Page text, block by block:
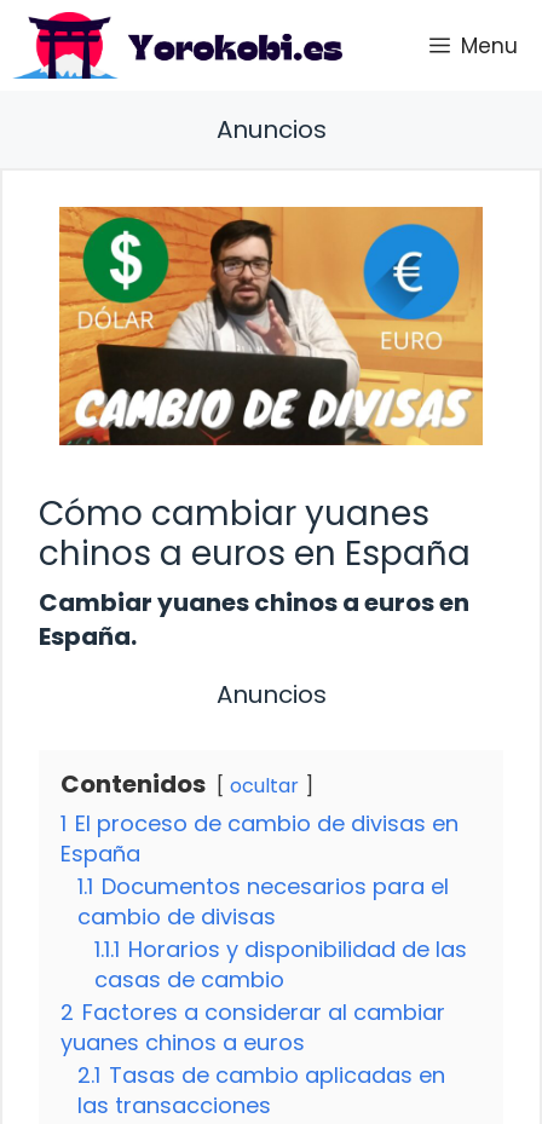
Saltar
contenido
Menu
Anuncios
Cómo cambiar yuanes
chinos a euros en España
Cambiar yuanes chinos a euros en
España.
Anuncios
Contenidos ocultar
1 El proceso de cambio de divisas en
España
1.1 Documentos necesarios para el
cambio de divisas
1.1.1 Horarios y disponibilidad de las
casas de cambio
2 Factores a considerar al cambiar
yuanes chinos a euros
2.1 Tasas de cambio aplicadas en
las transacciones